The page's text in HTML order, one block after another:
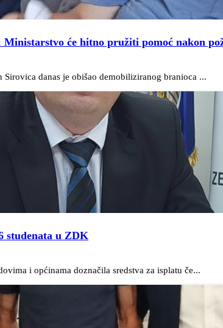
će hitno pružiti pomoć nakon
danas je obišao demobiliziranog branioca ...
studenata u ZDK
i općinama doznačila sredstva za isplatu če...